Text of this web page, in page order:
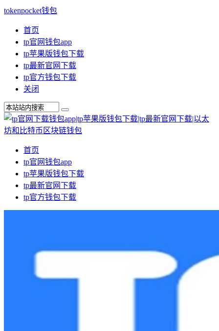
tokenpocket钱包
首页
tp官网钱包app
tp苹果版钱包下载
tp最新官网下载
tp官方钱包下载
关闭
首页
tp官网钱包app
tp苹果版钱包下载
tp最新官网下载
tp官方钱包下载